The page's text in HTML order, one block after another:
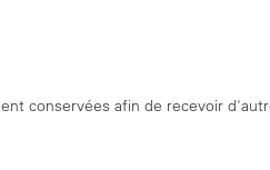
conservées afin de recevoir